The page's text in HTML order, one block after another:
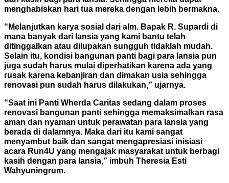
menghabiskan hari tua mereka dengan lebih bermakna.
“Melanjutkan karya sosial dari alm. Bapak R. Supardi di
mana banyak dari lansia yang kami bantu telah
ditinggalkan atau dilupakan sungguh tidaklah mudah.
Selain itu, kondisi bangunan panti bagi para lansia pun
juga sudah harus mulai diperhatikan karena ada yang
rusak karena kebanjiran dan dimakan usia sehingga
renovasi pun sudah harus dilakukan,” ujarnya.
“Saat ini Panti Wherda Caritas sedang dalam proses
renovasi bangunan panti sehingga memaksimalkan rasa
aman dan nyaman untuk perawatan para lansia yang
berada di dalamnya. Maka dari itu kami sangat
menyambut baik dan sangat mengapresiasi inisiasi
acara Run4U yang mengajak masyarakat untuk berbagi
kasih dengan para lansia,” imbuh Theresia Esti
Wahyuningrum.